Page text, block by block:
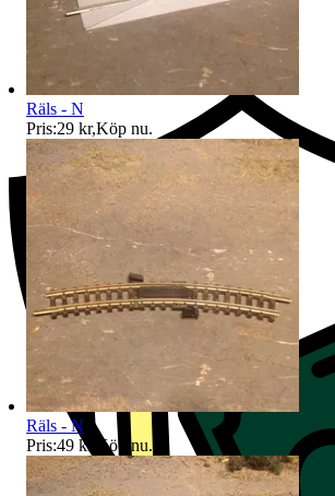
Ersättning om du inte får din vara
Räls - N
Pris:29 kr,Köp nu.
Räls - N
Pris:49 kr Köp nu.